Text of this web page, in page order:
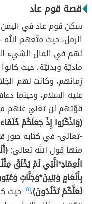
قصة قوم عاد
سكن قوم عاد في
الرمل، حيث متّعهم
لهم في المال الشيء
ماديّة وبدنيّة، حيث
زمانهم، وكانت لهم
عليه السلام، وحينما
قوّتهم لن تغنيَ عنهم
(وَاذْكُرُوا إِذْ جَعَلَكُمْ
-تعالى- في كتابه صور
منها قول الله تعالى:
الْعِمَادِ*الَّتِي لَمْ يُخْلَقْ
بِأَنْعَامٍ وَبَنِينَ*وَجَنَّاتٍ
لَعَلَّكُمْ تَخْلُدُونَ)،[٥]
حيث